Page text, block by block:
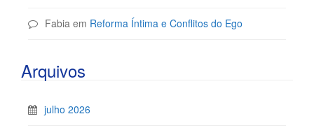
Fabia em Reforma Íntima e Conflitos do Ego
Arquivos
julho 2026